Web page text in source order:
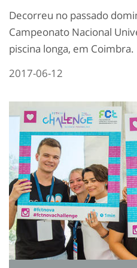
Decorreu no passado
Campeonato Nacional
piscina longa, em Coimbra.
2017-06-12